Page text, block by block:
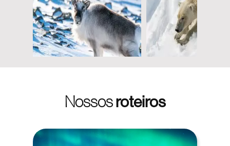
Nossosroteiros